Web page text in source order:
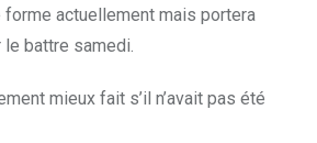
forme actuellement mais portera
battre samedi.
mieux fait s’il n’avait pas été